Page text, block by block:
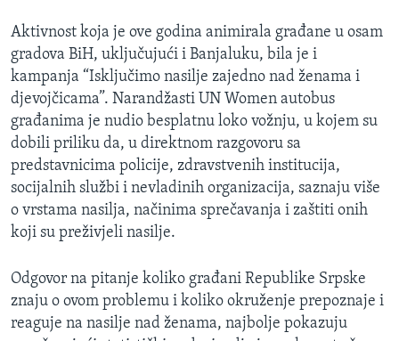
Aktivnost koja je ove godina animirala građane u osam
gradova BiH, uključujući i Banjaluku, bila je i
kampanja “Isključimo nasilje zajedno nad ženama i
djevojčicama”. Narandžasti UN Women autobus
građanima je nudio besplatnu loko vožnju, u kojem su
dobili priliku da, u direktnom razgovoru sa
predstavnicima policije, zdravstvenih institucija,
socijalnih službi i nevladinih organizacija, saznaju više
o vrstama nasilja, načinima sprečavanja i zaštiti onih
koji su preživjeli nasilje.
Odgovor na pitanje koliko građani Republike Srpske
znaju o ovom problemu i koliko okruženje prepoznaje i
reaguje na nasilje nad ženama, najbolje pokazuju